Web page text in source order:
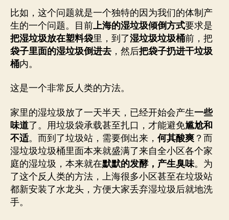
比如，这个问题就是一个独特的因为我们的体制产
生的一个问题。目前上海的湿垃圾倾倒方式要求是
把湿垃圾放在塑料袋里，到了湿垃圾垃圾桶前，把
袋子里面的湿垃圾倒进去 ，然后把袋子扔进干垃圾
桶内。
这是一个非常反人类的方法。
家里的湿垃圾放了一天半天，已经开始会产生一些
味道了。用垃圾袋承载甚至扎口，才能避免尴尬和
不适。而到了垃圾站，需要倒出来， 何其酸爽 ？而
湿垃圾垃圾桶里面本来就盛满了来自全小区各个家
庭的湿垃圾，本来就在默默的发酵，产生臭味。为
了这个反人类的方法，上海很多小区甚至在垃圾站
都新安装了水龙头，方便大家丢弃湿垃圾后就地洗
手。